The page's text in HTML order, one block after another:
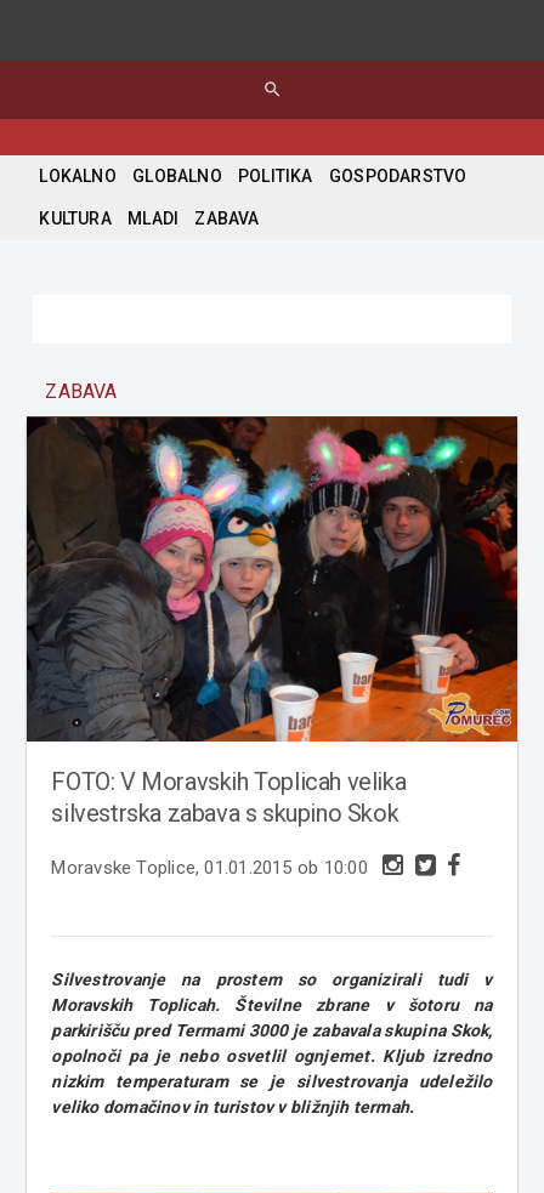
search
LOKALNO GLOBALNO POLITIKA GOSPODARSTVO
KULTURA MLADI ZABAVA
ZABAVA
FOTO: V Moravskih Toplicah velika
silvestrska zabava s skupino Skok
Moravske Toplice, 01.01.2015 ob 10:00
Silvestrovanje na prostem so organizirali tudi v
Moravskih Toplicah. Številne zbrane v šotoru na
parkirišču pred Termami 3000 je zabavala skupina Skok,
opolnoči pa je nebo osvetlil ognjemet. Kljub izredno
nizkim temperaturam se je silvestrovanja udeležilo
veliko domačinov in turistov v bližnjih termah.